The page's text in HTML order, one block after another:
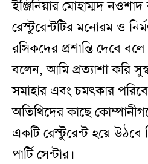
ইঞ্জিনিয়ার মোহাম্মদ
রেস্টুরেন্টটির মনোরম ও
রসিকদের প্রশান্তি দেবে
বলেন, আমি প্রত্যাশা করি
সমাহার এবং চমৎকার
অতিথিদের কাছে
একটি রেস্টুরেন্ট হয়ে উঠবে
পার্টি সেন্টার।